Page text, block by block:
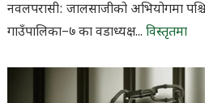
नवलपरासी: जालसाजीको अभियोगमा
गाउँपालिका–७ का वडाध्यक्ष... विस्तृतमा